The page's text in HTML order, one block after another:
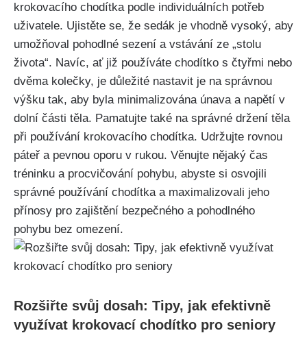
krokovacího chodítka podle individuálních potřeb
uživatele. Ujistěte se, že sedák je vhodně vysoký, aby
umožňoval pohodlné sezení a vstávání ze „stolu
života“. Navíc, ať již používáte chodítko s čtyřmi nebo
dvěma kolečky, je důležité nastavit je na správnou
výšku tak, aby byla minimalizována únava a napětí v
dolní části těla. Pamatujte také na správné držení těla
při používání krokovacího chodítka. Udržujte rovnou
páteř a pevnou oporu v rukou. Věnujte nějaký čas
tréninku a procvičování pohybu, abyste si osvojili
správné používání chodítka a maximalizovali jeho
přínosy pro zajištění bezpečného a pohodlného
pohybu bez omezení.
Rozšiřte svůj dosah: Tipy, jak efektivně
využívat krokovací chodítko pro seniory